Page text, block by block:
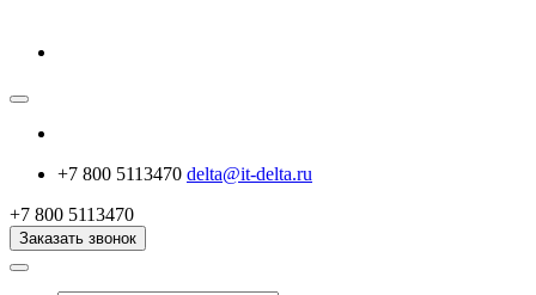
+7 800 5113470 delta@it-delta.ru
+7 800 5113470
Заказать звонок